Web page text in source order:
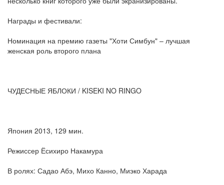
Награды и фестивали:
Номинация на премию газеты "Хоти Симбун" – лучшая
женская роль второго плана
ЧУДЕСНЫЕ ЯБЛОКИ / KISEKI NO RINGO
Япония 2013, 129 мин.
Режиссер Ёсихиро Накамура
В ролях: Садао Абэ, Михо Канно, Миэко Харада